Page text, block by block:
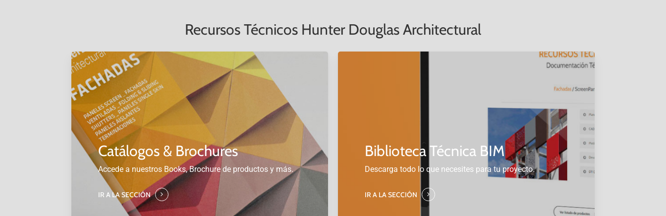
Recursos Técnicos Hunter Douglas Architectural
Catálogos & Brochures
Accede a nuestros Books, Brochure de productos y más.
IR A LA SECCIÓN
Biblioteca Técnica BIM
Descarga todo lo que necesites para tu proyecto.
IR A LA SECCIÓN